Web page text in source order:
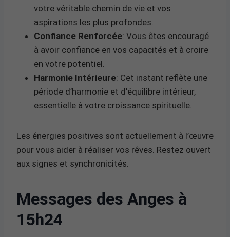
votre véritable chemin de vie et vos
aspirations les plus profondes.
Confiance Renforcée: Vous êtes encouragé
à avoir confiance en vos capacités et à croire
en votre potentiel.
Harmonie Intérieure: Cet instant reflète une
période d’harmonie et d’équilibre intérieur,
essentielle à votre croissance spirituelle.
Les énergies positives sont actuellement à l’œuvre
pour vous aider à réaliser vos rêves. Restez ouvert
aux signes et synchronicités.
Messages des Anges à
15h24